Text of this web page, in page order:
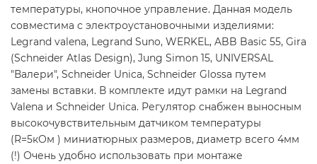
температуры, кнопочное управление. Данная модель
совместима с электроустановочными изделиями:
Legrand valena, Legrand Suno, WERKEL, ABB Basic 55, Gira
(Schneider Atlas Design), Jung Simon 15, UNIVERSAL
"Валери", Schneider Unica, Schneider Glossa путем
замены вставки. В комплекте идут рамки на Legrand
Valena и Schneider Unica. Регулятор снабжен выносным
высокочувствительным датчиком температуры
(R=5кОм ) миниатюрных размеров, диаметр всего 4мм
(!) Очень удобно использовать при монтаже